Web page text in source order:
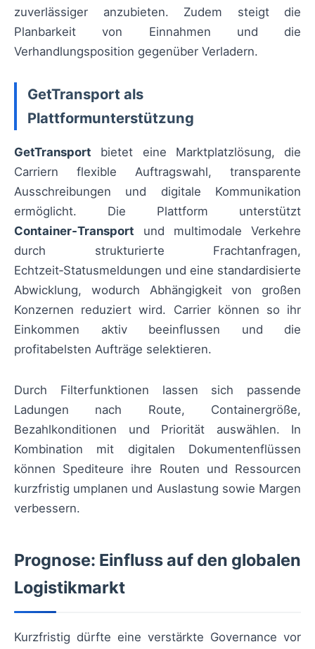
zuverlässiger anzubieten. Zudem steigt die
Planbarkeit von Einnahmen und die
Verhandlungsposition gegenüber Verladern.
GetTransport als
Plattformunterstützung
GetTransport bietet eine Marktplatzlösung, die
Carriern flexible Auftragswahl, transparente
Ausschreibungen und digitale Kommunikation
ermöglicht. Die Plattform unterstützt
Container‑Transport und multimodale Verkehre
durch strukturierte Frachtanfragen,
Echtzeit‑Statusmeldungen und eine standardisierte
Abwicklung, wodurch Abhängigkeit von großen
Konzernen reduziert wird. Carrier können so ihr
Einkommen aktiv beeinflussen und die
profitabelsten Aufträge selektieren.
Durch Filterfunktionen lassen sich passende
Ladungen nach Route, Containergröße,
Bezahlkonditionen und Priorität auswählen. In
Kombination mit digitalen Dokumentenflüssen
können Spediteure ihre Routen und Ressourcen
kurzfristig umplanen und Auslastung sowie Margen
verbessern.
Prognose: Einfluss auf den globalen
Logistikmarkt
Kurzfristig dürfte eine verstärkte Governance vor